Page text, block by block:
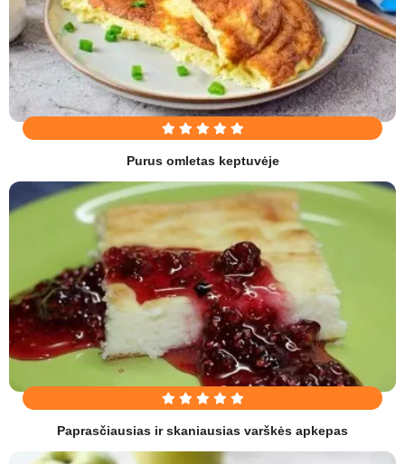
Purus omletas keptuvėje
Paprasčiausias ir skaniausias varškės apkepas